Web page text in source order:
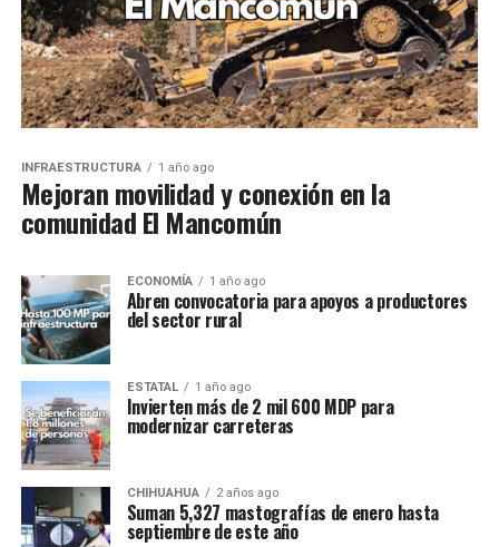
INFRAESTRUCTURA 1 año ago
Mejoran movilidad y conexión en la
comunidad El Mancomún
ECONOMÍA 1 año ago
Abren convocatoria para apoyos a productores
del sector rural
ESTATAL 1 año ago
Invierten más de 2 mil 600 MDP para
modernizar carreteras
CHIHUAHUA 2 años ago
Suman 5,327 mastografías de enero hasta
septiembre de este año